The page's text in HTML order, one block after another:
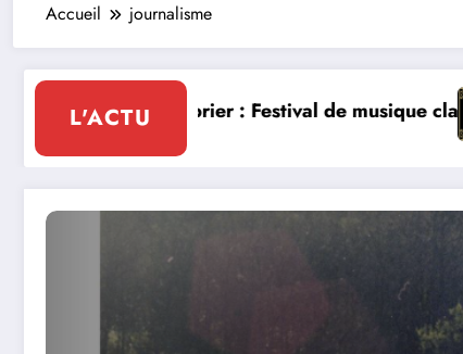
Accueil journalisme
L'ACTU
: Festival de musique classique le 8 et 9
La